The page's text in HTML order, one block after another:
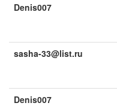
Denis007
sasha-33@list.ru
Denis007